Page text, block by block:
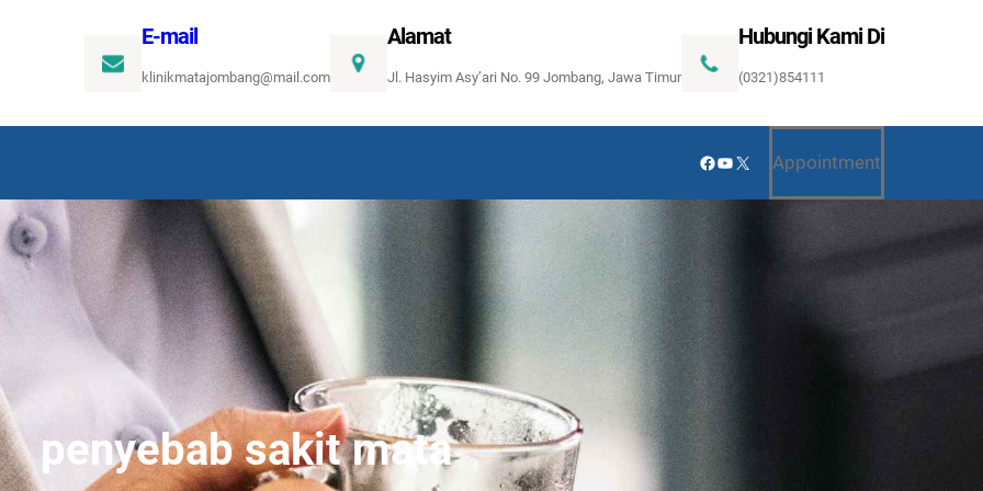
E-mail
klinikmatajombang@mail.com
Alamat
Jl. Hasyim Asy’ari No. 99 Jombang, Jawa Timur
Hubungi Kami Di
(0321)854111
Facebook
YouTube
X Appointment
penyebab sakit mata